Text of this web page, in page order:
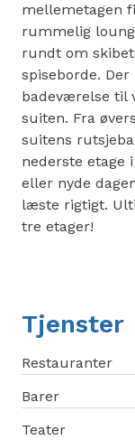
mellemetagen
rummelig
rundt om
spiseborde.
badeværelse til
suiten. Fra
suitens
nederste etage
eller nyde
læste rigtigt.
tre etager!
Tjenster
Restauranter
Barer
Teater